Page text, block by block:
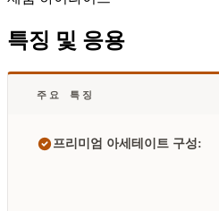
특징 및 응용
주요 특징
프리미엄 아세테이트 구성: